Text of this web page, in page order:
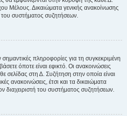
Μέλους. Δικαιώματα γενικής ανακοίνωσης
του συστήματος συζητήσεων.
πληροφορίες για τη συγκεκριμένη
όποτε είναι εφικτό. Οι ανακοινώσεις
σελίδας στη Δ. Συζήτηση στην οποία είναι
ανακοινώσεις, έτσι και τα δικαιώματα
διαχειριστή του συστήματος συζητήσεων.